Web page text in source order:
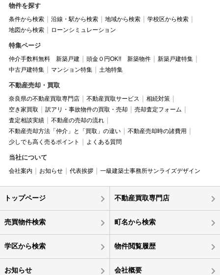
物件を探す
条件から検索 沿線・駅から検索 地域から検索
学校区から検索
地図から検索
ローンシミュレーション
特集ページ
仲介手数料無料 新築戸建 頭金０円OK!! 新築物件
新築戸建特集
中古戸建特集
マンション特集 土地特集
不動産売却・買取
奈良県の不動産買取専門店 不動産買取サービス
相続対策
空き家買取
訳アリ・事故物件の買取・売却
売却査定フォーム
査定相談実績
不動産の売却の流れ
不動産売却方法「仲介」と「買取」の違い
不動産売却時の諸費用
少しでも高く売るポイント
よくある質問
当社について
会社案内 お知らせ 代表挨拶 一級建築士事務所サンライズデザイン
トップページ 不動産買取専門店
売買物件検索 町名から検索
学区から検索 物件閲覧履歴
お知らせ 会社概要